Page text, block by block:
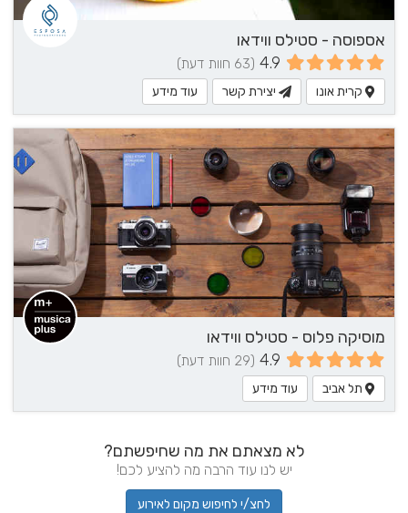
אספוסה - סטילס ווידאו
4.9 (63 חוות דעת)
קרית אונו יצירת קשר עוד מידע
מוסיקה פלוס - סטילס ווידאו
4.9 (29 חוות דעת)
תל אביב עוד מידע
לא מצאתם את מה שחיפשתם?
יש לנו עוד הרבה מה להציע לכם!
לחצ/י לחיפוש מקום לאירוע